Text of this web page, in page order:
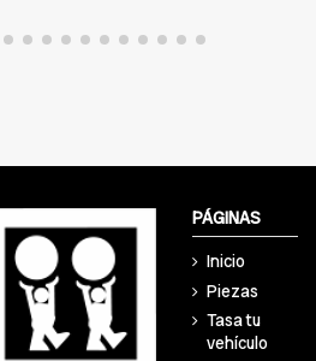
PÁGINAS
Inicio
Piezas
Tasa tu
vehículo